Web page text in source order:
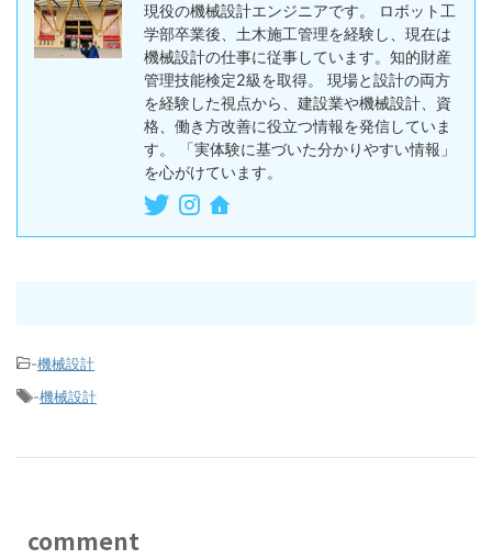
現役の機械設計エンジニアです。 ロボット工
学部卒業後、土木施工管理を経験し、現在は
機械設計の仕事に従事しています。知的財産
管理技能検定2級を取得。 現場と設計の両方
を経験した視点から、建設業や機械設計、資
格、働き方改善に役立つ情報を発信していま
す。 「実体験に基づいた分かりやすい情報」
を心がけています。
-機械設計
-機械設計
comment